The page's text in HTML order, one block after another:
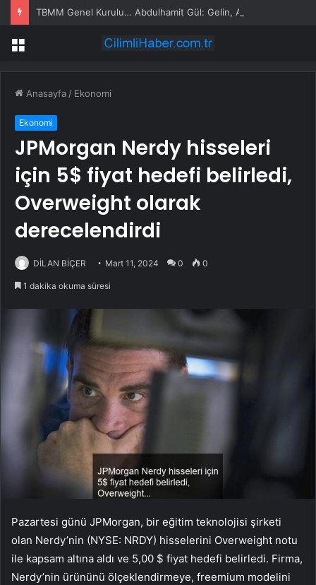
Menü
Anasayfa / Ekonomi
Ekonomi
JPMorgan Nerdy hisseleri
için 5$ fiyat hedefi belirledi,
Overweight olarak
derecelendirdi
DİLAN BİÇER Mart 11, 2024 0 0
1 dakika okuma süresi
Pazartesi günü JPMorgan, bir eğitim teknolojisi şirketi
olan Nerdy’nin (NYSE: NRDY) hisselerini Overweight notu
ile kapsam altına aldı ve 5,00 $ fiyat hedefi belirledi. Firma,
Nerdy’nin ürününü ölçeklendirmeye, freemium modelini